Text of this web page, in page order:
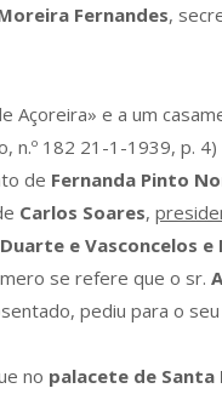
Fernandes,
Açoreira» e a um
n.º 182 21-1-1939, p. 4)
de Fernanda Pinto
Carlos Soares,
e Vasconcelos
se refere que o sr.
pediu para o
no palacete de Santa